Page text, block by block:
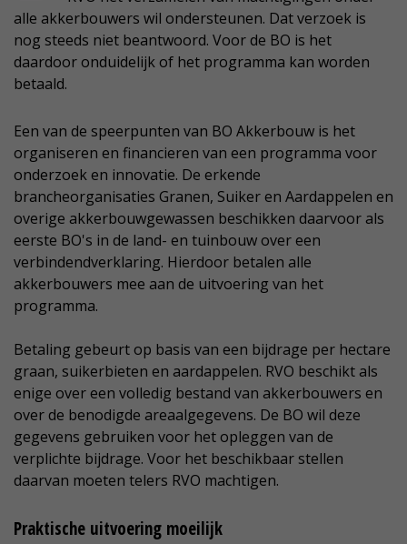
alle akkerbouwers wil ondersteunen. Dat verzoek is
nog steeds niet beantwoord. Voor de BO is het
daardoor onduidelijk of het programma kan worden
betaald.
Een van de speerpunten van BO Akkerbouw is het
organiseren en financieren van een programma voor
onderzoek en innovatie. De erkende
brancheorganisaties Granen, Suiker en Aardappelen en
overige akkerbouwgewassen beschikken daarvoor als
eerste BO's in de land- en tuinbouw over een
verbindendverklaring. Hierdoor betalen alle
akkerbouwers mee aan de uitvoering van het
programma.
Betaling gebeurt op basis van een bijdrage per hectare
graan, suikerbieten en aardappelen. RVO beschikt als
enige over een volledig bestand van akkerbouwers en
over de benodigde areaalgegevens. De BO wil deze
gegevens gebruiken voor het opleggen van de
verplichte bijdrage. Voor het beschikbaar stellen
daarvan moeten telers RVO machtigen.
Praktische uitvoering moeilijk